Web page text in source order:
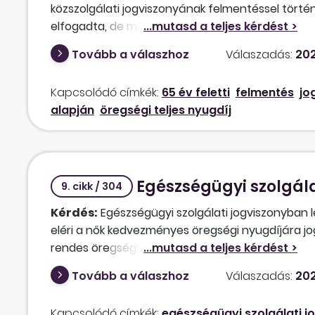
közszolgálati jogviszonyának felmentéssel
elfogadta, de még nem indította meg a
hamarabb adta be kérelmét [Kttv. 60. § (7)
köztisztviselőt. Ezt követően a köztisztviselő
magasabb lenne az induló nyugdíjának a
döntését, mivel a nyugdíj indítása előtt még öt
Tovább a válaszhoz Válaszadás:
Kapcsolódó címkék: 65 év feletti felmentés
alapján öregségi teljes nyugdíj
9. cikk / 304 Egészségügyi
Kérdés: Egészségügyi szolgálati
eléri a nők kedvezményes öregségi nyugdíjára
rendes öregségi nyugdíjkorhatárt is. Ha a „nők
kell-e szüntetni az egészségügyi szolgálati
Illetve a jogviszony mellett kaphatja a
Tovább a válaszhoz Válaszadás: